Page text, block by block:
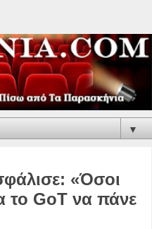
▼
«Όσοι
το GoT να πάνε